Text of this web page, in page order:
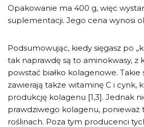
Opakowanie ma 400 g, więc
suplementacji. Jego cena wynosi
Podsumowując, kiedy sięgasz po
tak naprawdę są to aminokwasy, z
powstać białko kolagenowe.
zawierają także witaminę C i cynk,
produkcję kolagenu [1,3]. Jednak
prawdziwego kolagenu, ponieważ
roślinach. Poza tym producenci